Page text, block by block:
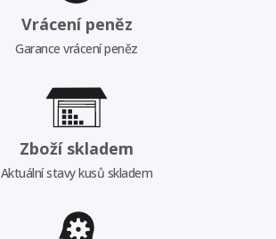
Vrácení peněz
Garance vrácení peněz
Zboží skladem
Aktuální stavy kusů skladem